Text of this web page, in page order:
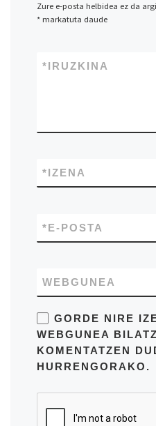
Zure e-posta helbidea ez da
*markatuta daude
IRUZKINA
*
IZENA
*
E-POSTA
*
WEBGUNEA
GORDE NIRE
WEBGUNEA
KOMENTATZEN
HURRENGORAKO.